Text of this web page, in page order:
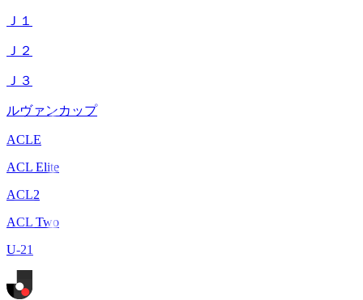
Ｊ１
Ｊ２
Ｊ３
ルヴァンカップ
ACLE
ACL Elite
ACL2
ACL Two
U-21